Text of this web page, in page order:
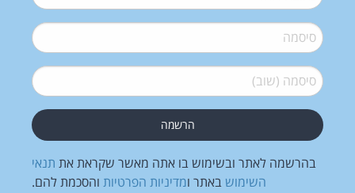
סיסמה*
סיסמה (שוב)*
בהרשמה לאתר ובשימוש בו אתה מאשר שקראת את תנאי
השימוש באתר ומדיניות הפרטיות והסכמת להם.